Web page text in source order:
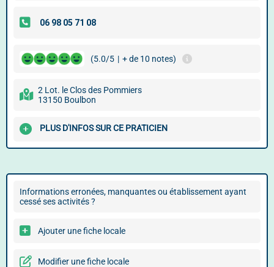
(5.0/5 | + de 10 notes)
2 Lot. le Clos des Pommiers
13150 Boulbon
PLUS D'INFOS SUR CE PRATICIEN
Informations erronées, manquantes ou établissement ayant
cessé ses activités ?
Ajouter une fiche locale
Modifier une fiche locale